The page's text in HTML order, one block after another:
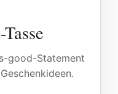
good-Statement